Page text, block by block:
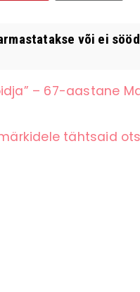
või ei
– 67-aastane
tähtsaid